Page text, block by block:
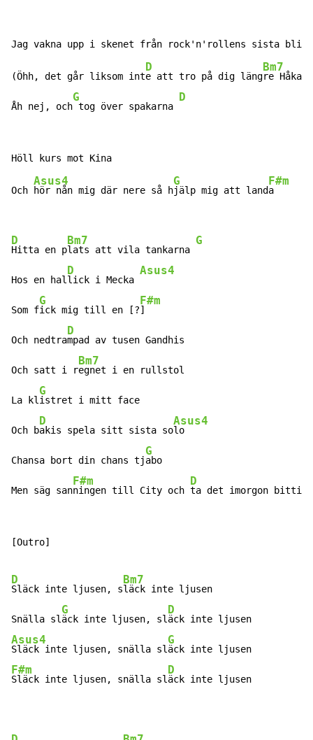
(Öhh, det går liksom int
D
e att tro på dig läng
Bm7
re Håkan)
Åh nej, och
G
tog över spakarna
D
Och
Asus4
hör nån mig där nere så h
G
jälp mig att land
F#m
D
Hitta en p
Bm7
lats att vila tankarna
G
Hos en hal
D
lick i Mecka
Asus4
Som f
G
ick mig till en [?
F#m
]
Och nedtra
D
mpad av tusen Gandhis
Och satt i r
Bm7
egnet i en rullstol
La kl
G
istret i mitt face
Och b
D
akis spela sitt sista so
Asus4
lo
Chansa bort din chans tj
G
abo
Men säg san
F#m
ningen till City och
D
ta det imorgon bitti
[Outro]
D
Släck inte ljusen, s
Bm7
läck inte ljusen
Snälla sl
G
äck inte ljusen, sl
D
Asus4
Släck inte ljusen, snälla sl
G
F#m
Släck inte ljusen, snälla sl
D
äck inte ljusen